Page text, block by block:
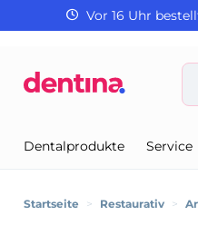
Vor 16 Uhr
Dentalprodukte Service
Startseite > Restaurativ >